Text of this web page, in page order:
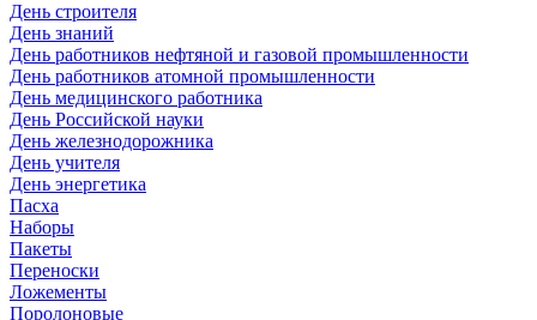
День строителя
День знаний
День работников нефтяной и газовой промышленности
День работников атомной промышленности
День медицинского работника
День Российской науки
День железнодорожника
День учителя
День энергетика
Пасха
Наборы
Пакеты
Переноски
Ложементы
Поролоновые